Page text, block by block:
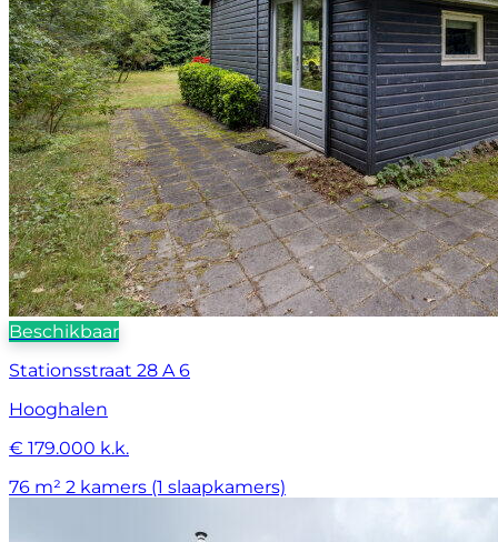
Beschikbaar
Stationsstraat 28 A 6
Hooghalen
€ 179.000 k.k.
76 m² 2 kamers (1 slaapkamers)